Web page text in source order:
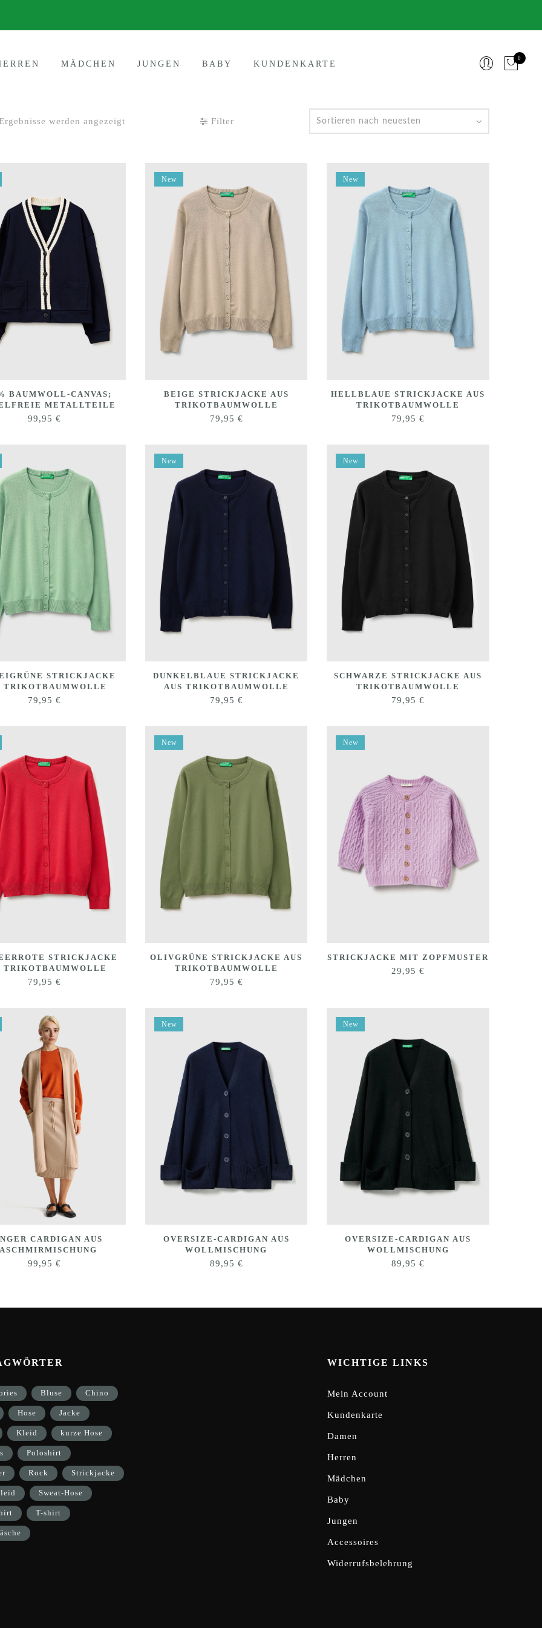
MÄDCHEN JUNGEN BABY KUNDENKARTE
0
werden angezeigtNach
Filter
BAUMWOLL-CANVAS;
METALLTEILE
99,95€
New
BEIGE STRICKJACKE AUS
TRIKOTBAUMWOLLE
79,95 €
New
HELLBLAUE STRICKJACKE AUS
TRIKOTBAUMWOLLE
79,95€
STRICKJACKE
TRIKOTBAUMWOLLE
79,95€
New
DUNKELBLAUE STRICKJACKE
AUS TRIKOTBAUMWOLLE
79,95 €
New
SCHWARZE STRICKJACKE AUS
TRIKOTBAUMWOLLE
79,95€
STRICKJACKE
TRIKOTBAUMWOLLE
79,95€
New
OLIVGRÜNE STRICKJACKE AUS
TRIKOTBAUMWOLLE
79,95 €
New
STRICKJACKE MIT ZOPFMUSTER
29,95€
CARDIGAN AUS
99,95€
New
OVERSIZE-CARDIGAN AUS
WOLLMISCHUNG
89,95 €
New
OVERSIZE-CARDIGAN AUS
WOLLMISCHUNG
89,95€
Bluse Chino
Hose Jacke
Kleid kurze Hose
Poloshirt
Rock Strickjacke
Sweat-Hose
T-shirt
WICHTIGE LINKS
Mein Account
Kundenkarte
Damen
Herren
Mädchen
Baby
Jungen
Accessoires
Widerrufsbelehrung